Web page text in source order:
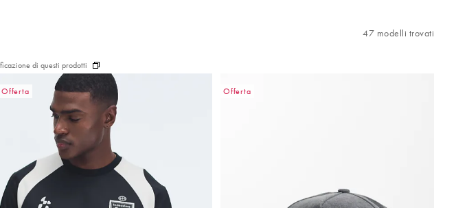
47 modelli trovati
di questi prodotti
Offerta Offerta